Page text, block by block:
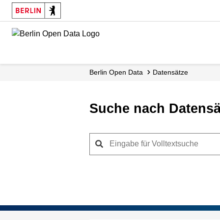
Skip
main
Berlin Open Data Datensätze
Suche nach